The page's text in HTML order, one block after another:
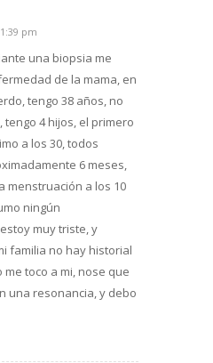
pm
una biopsia me
de la mama, en
tengo 38 años, no
tengo 4 hijos, el primero
a los 30, todos
6 meses,
menstruación a los 10
ningún
muy triste, y
familia no hay historial
me toco a mi, nose que
una resonancia, y debo